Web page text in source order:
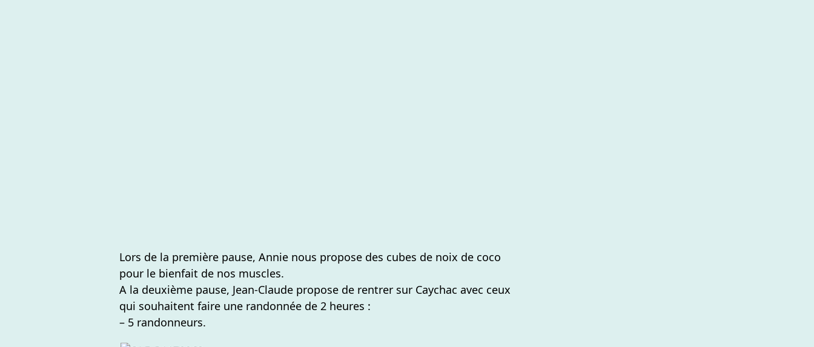
Lors de la première pause, Annie nous propose des cubes de noix de coco
pour le bienfait de nos muscles.
A la deuxième pause, Jean-Claude propose de rentrer sur Caychac avec ceux
qui souhaitent faire une randonnée de 2 heures :
– 5 randonneurs.